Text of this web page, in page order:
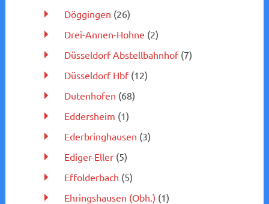
Döggingen (26)
Drei-Annen-Hohne (2)
Düsseldorf Abstellbahnhof(7)
Düsseldorf Hbf(12)
Dutenhofen (68)
Eddersheim (1)
Ederbringhausen (3)
Ediger-Eller(5)
Effolderbach (5)
Ehringshausen (Obh.) (1)